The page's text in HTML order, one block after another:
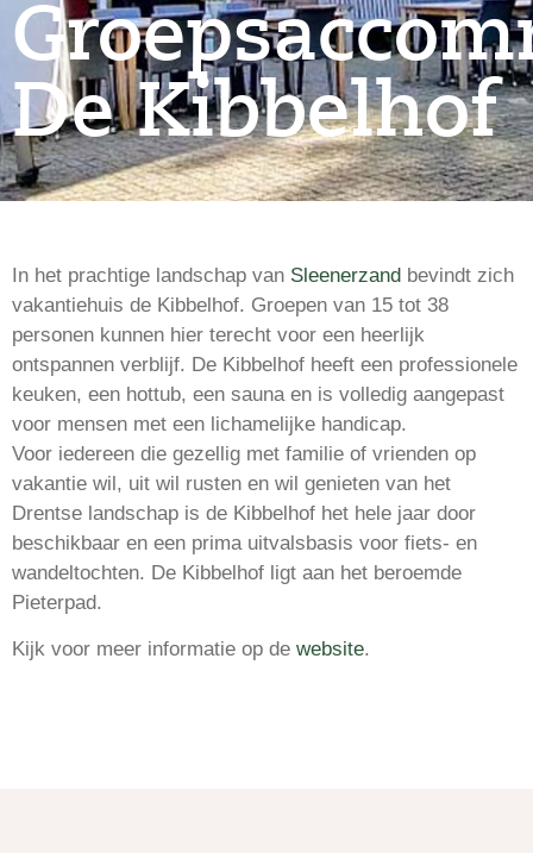
De Kibbelhof
In het prachtige landschap van Sleenerzand bevindt zich
vakantiehuis de Kibbelhof. Groepen van 15 tot 38
personen kunnen hier terecht voor een heerlijk
ontspannen verblijf. De Kibbelhof heeft een professionele
keuken, een hottub, een sauna en is volledig aangepast
voor mensen met een lichamelijke handicap.
Voor iedereen die gezellig met familie of vrienden op
vakantie wil, uit wil rusten en wil genieten van het
Drentse landschap is de Kibbelhof het hele jaar door
beschikbaar en een prima uitvalsbasis voor fiets- en
wandeltochten. De Kibbelhof ligt aan het beroemde
Pieterpad.
Kijk voor meer informatie op de website.